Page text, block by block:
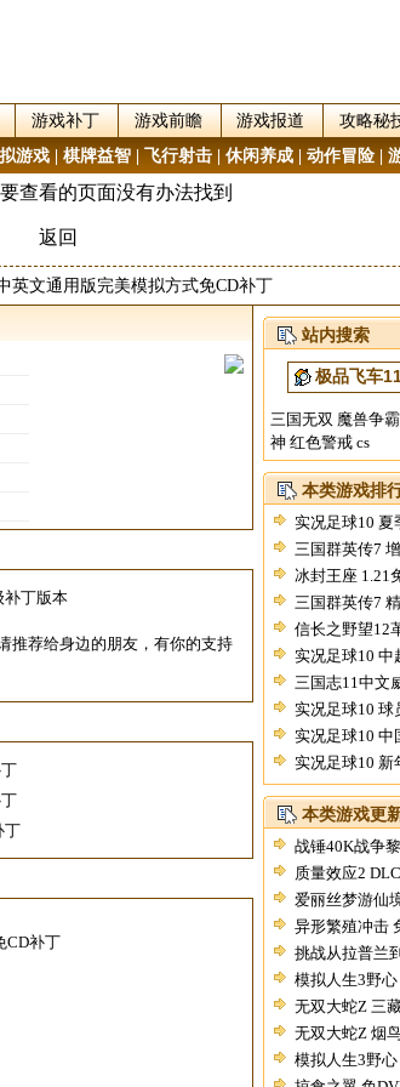
游戏补丁 游戏前瞻 游戏报道 攻略秘
游戏 |棋牌益智 飞行射击 |休闲养成 |动作冒险 |
英文通用版完美模拟方式免CD补丁
站内搜索
三国无双 魔兽争霸
神 红色警戒 cs
本类游戏排
实况足球10 夏
三国群英传7
冰封王座 1.21
三国群英传7
信长之野望12
实况足球10 中
三国志11中文
V1.06.128版
实况足球10 球
联赛完全版)
实况足球10 中
实况足球10 新
07）
本类游戏更
战锤40K战争
质量效应2
爱丽丝梦游仙
异形繁殖冲击
挑战从拉普兰
模拟人生3野
无双大蛇Z 三
无双大蛇Z 烟
模拟人生3野
丁版本
推荐给身边的朋友，有你的支持
丁
CD补丁